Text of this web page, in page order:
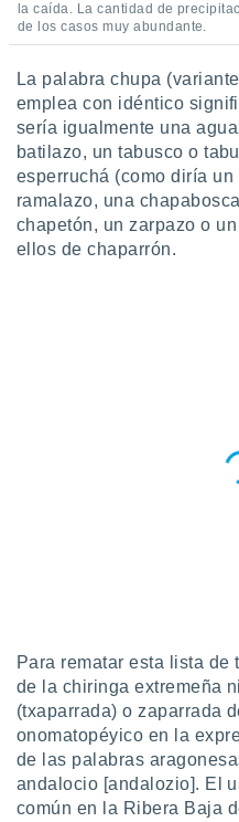
la caída. La cantidad de
de los casos muy abundante.
La palabra chupa
emplea con idéntico
sería igualmente una
batilazo, un tabusco o
esperruchá (como diría
ramalazo, una
chapetón, un zarpazo o
ellos de chaparrón.
Para rematar esta lista de
de la chiringa extremeña
(txaparrada) o zaparrada
onomatopéyico en la
de las palabras
andalocio [andalozio]. El
común en la Ribera Baja